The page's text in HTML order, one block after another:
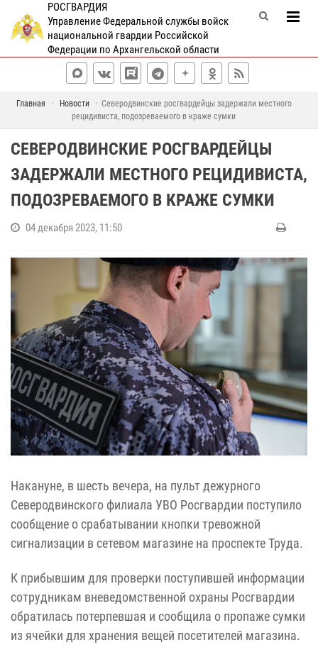
РОСГВАРДИЯ
Управление Федеральной службы войск
национальной гвардии Российской
Федерации по Архангельской области
Главная Новости
Северодвинские росгвардейцы задержали местного
рецидивиста, подозреваемого в краже сумки
СЕВЕРОДВИНСКИЕ РОСГВАРДЕЙЦЫ
ЗАДЕРЖАЛИ МЕСТНОГО РЕЦИДИВИСТА,
ПОДОЗРЕВАЕМОГО В КРАЖЕ СУМКИ
04 декабря 2023, 11:50
Накануне, в шесть вечера, на пульт дежурного
Северодвинского филиала УВО Росгвардии поступило
сообщение о срабатывании кнопки тревожной
сигнализации в сетевом магазине на проспекте Труда.
К прибывшим для проверки поступившей информации
сотрудникам вневедомственной охраны Росгвардии
обратилась потерпевшая и сообщила о пропаже сумки
из ячейки для хранения вещей посетителей магазина.